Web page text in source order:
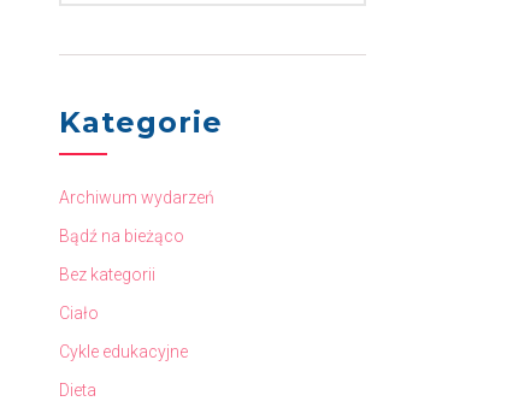
Kategorie
Archiwum wydarzeń
Bądź na bieżąco
Bez kategorii
Ciało
Cykle edukacyjne
Dieta